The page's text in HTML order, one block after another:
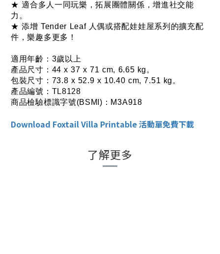
★ 適合多人一同玩樂，拓展團體關係，增進社交能
力。
★ 添增 Tender Leaf 人偶或搭配娃娃屋系列的擴充配
件，樂趣多更多！
適用年齡：3歲以上
產品尺寸：44 x 37 x 71 cm, 6.65 kg。
包裝尺寸：73.8 x 52.9 x 10.40 cm, 7.51 kg。
產品編號：TL8128
商品檢驗標識字號(BSMI)：M3A918
Download Foxtail Villa Printable 活動單免費下載
了解更多